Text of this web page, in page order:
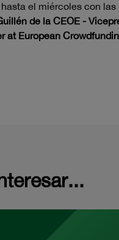
el miércoles con
de la CEOE -
at European